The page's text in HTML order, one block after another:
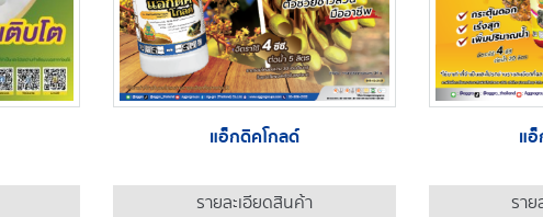
แอ็กดิคโกลด์
รายละเอียดสินค้า
แ
ราย